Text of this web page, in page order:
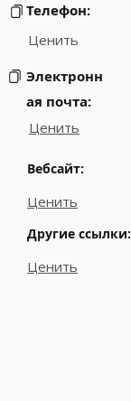
Телефон:
Ценить
Электронн
ая почта:
Ценить
Вебсайт:
Ценить
Другие ссылки:
Ценить